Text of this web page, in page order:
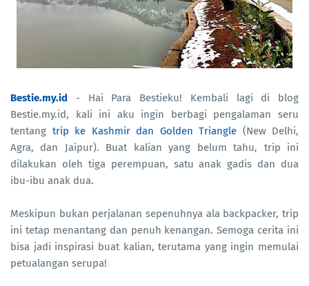
Bestie.my.id - Hai Para Bestieku! Kembali lagi di blog
Bestie.my.id, kali ini aku ingin berbagi pengalaman seru
tentang trip ke Kashmir dan Golden Triangle (New Delhi,
Agra, dan Jaipur). Buat kalian yang belum tahu, trip ini
dilakukan oleh tiga perempuan, satu anak gadis dan dua
ibu-ibu anak dua.
Meskipun bukan perjalanan sepenuhnya ala backpacker, trip
ini tetap menantang dan penuh kenangan. Semoga cerita ini
bisa jadi inspirasi buat kalian, terutama yang ingin memulai
petualangan serupa!